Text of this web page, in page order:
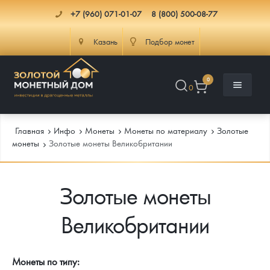
+7 (960) 071-01-07 8 (800) 500-08-77
Казань Подбор монет
0
0
Каталог Монет
Инвестиционные монеты
Как сделать заказ
Главная Инфо Монеты Монеты по материалу
Золотые
монеты
Золотые монеты Великобритании
Золотые монеты
Великобритании
Монеты по типу: